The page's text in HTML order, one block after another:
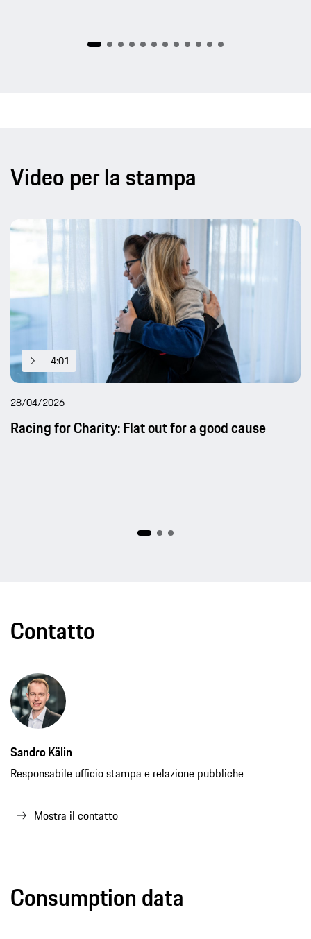
Video per la stampa
4:01
28/04/2026
Racing for Charity: Flat out for a good cause
Contatto
Sandro Kälin
Responsabile ufficio stampa e relazione pubbliche
Mostra il contatto
Consumption data